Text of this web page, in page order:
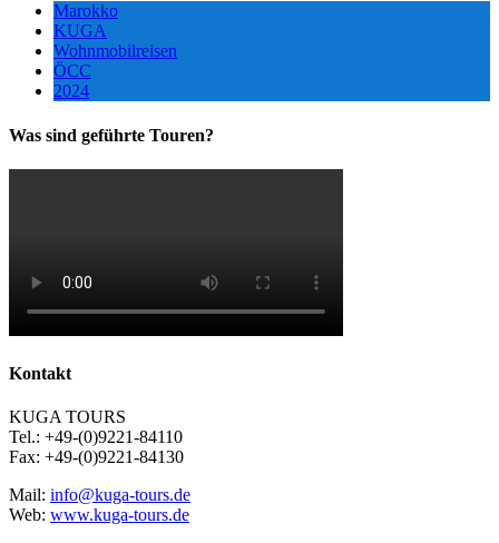
Marokko
KUGA
Wohnmobilreisen
ÖCC
2024
Was sind geführte Touren?
Kontakt
KUGA TOURS
Tel.: +49-(0)9221-84110
Fax: +49-(0)9221-84130
Mail: info@kuga-tours.de
Web: www.kuga-tours.de